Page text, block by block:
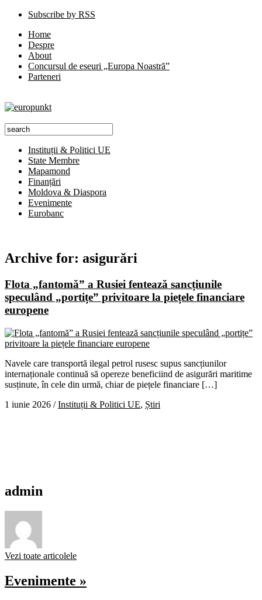
Subscribe by RSS
Home
Despre
About
Concursul de eseuri „Europa Noastră”
Parteneri
Instituții & Politici UE
State Membre
Mapamond
Finanțări
Moldova & Diaspora
Evenimente
Eurobanc
Archive for: asigurări
Flota „fantomă” a Rusiei fentează sancțiunile
speculând „portițe” privitoare la piețele financiare
europene
Navele care transportă ilegal petrol rusesc supus sancțiunilor
internaționale continuă să opereze beneficiind de asigurări maritime
susținute, în cele din urmă, chiar de piețele financiare […]
1 iunie 2026 /Instituții & Politici UE, Știri
admin
Vezi toate articolele
Evenimente »